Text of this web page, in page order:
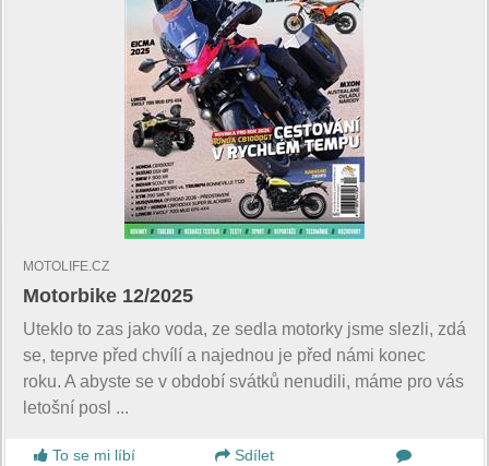
MOTOLIFE.CZ
Motorbike 12/2025
Uteklo to zas jako voda, ze sedla motorky jsme slezli, zdá
se, teprve před chvílí a najednou je před námi konec
roku. A abyste se v období svátků nenudili, máme pro vás
letošní posl ...
To se mi líbí
Sdílet